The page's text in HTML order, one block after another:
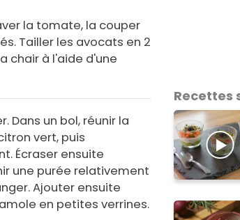
la tomate, la couper
Tailler les avocats en 2
chair à l'aide d'une
Dans un bol, réunir la
vert, puis
Écraser ensuite
une purée relativement
Ajouter ensuite
en petites verrines.
Recettes